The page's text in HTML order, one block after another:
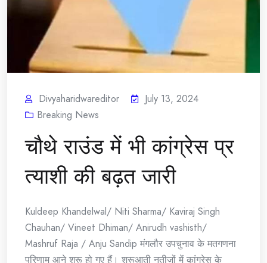
Divyaharidwareditor
July 13, 2024
Breaking News
चौथे राउंड में भी कांग्रेस प्र
त्याशी की बढ़त जारी
Kuldeep Khandelwal/ Niti Sharma/ Kaviraj Singh
Chauhan/ Vineet Dhiman/ Anirudh vashisth/
Mashruf Raja / Anju Sandip मंगलौर उपचुनाव के मतगणना
परिणाम आने शुरू हो गए हैं। शुरूआती नतीजों में कांग्रेस के